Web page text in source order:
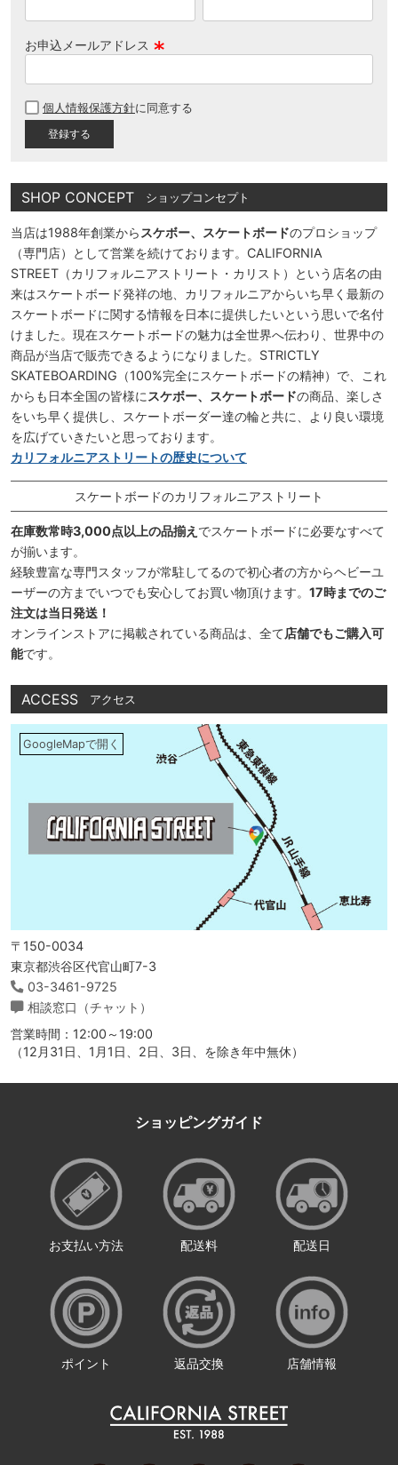
お申込メールアドレス
須
個人情報保護方針に同意する
SHOP CONCEPT ショップコンセプト
当店は1988年創業から スケボー、スケートボードのプロショップ
（専門店）として営業を続けております。CALIFORNIA
STREET（カリフォルニアストリート・カリスト）という店名の由
来はスケートボード発祥の地、カリフォルニアからいち早く最新の
スケートボードに関する情報を日本に提供したいという思いで名付
けました。現在スケートボードの魅力は全世界へ伝わり、世界中の
商品が当店で販売できるようになりました。STRICTLY
SKATEBOARDING（100%完全にスケートボードの精神）で、これ
からも日本全国の皆様に スケボー、スケートボードの商品、楽しさ
をいち早く提供し、スケートボーダー達の輪と共に、より良い環境
を広げていきたいと思っております。
カリフォルニアストリートの歴史について
スケートボードのカリフォルニアストリート
在庫数常時3,000点以上の品揃え でスケートボードに必要なすべて
が揃います。
経験豊富な専門スタッフが常駐してるので初心者の方からヘビーユ
ーザーの方までいつでも安心してお買い物頂けます。 17時までのご
注文は当日発送！
オンラインストアに掲載されている商品は、全て店舗でもご購入可
能です。
ACCESS アクセス
GoogleMapで開く
〒150-0034
東京都渋谷区代官山町7-3
03-3461-9725
相談窓口（チャット）
営業時間：12:00～19:00
（12月31日、1月1日、2日、3日、を除き年中無休）
ショッピングガイド
お支払い方法 配送料 配送日
ポイント 返品交換 店舗情報